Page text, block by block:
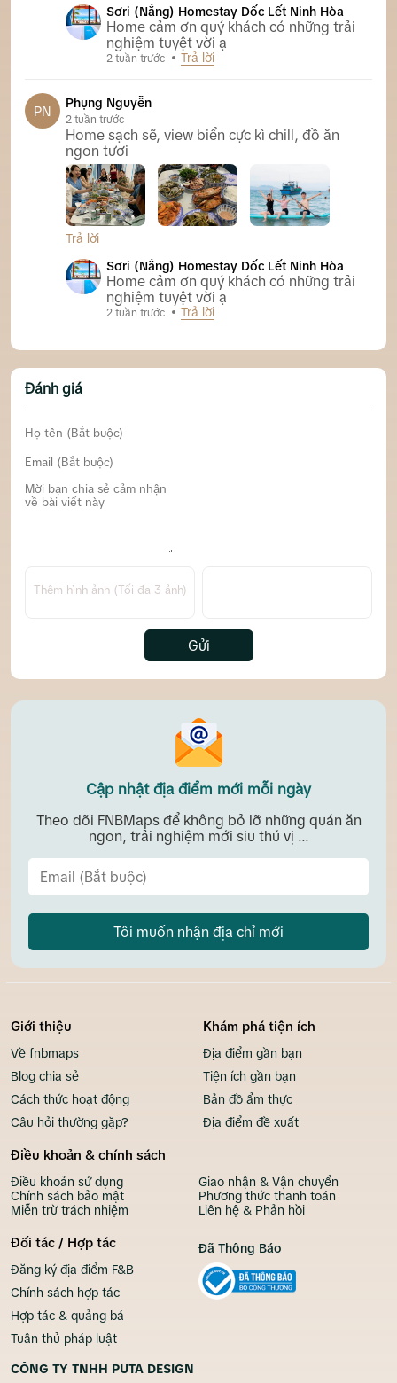
Sơri (Nắng) Homestay Dốc Lết Ninh Hòa
Home cảm ơn quý khách có những trải
nghiệm tuyệt vời ạ
2 tuần trước Trả lời
PN
Phụng Nguyễn
2 tuần trước
Home sạch sẽ, view biển cực kì chill, đồ ăn
ngon tươi
Trả lời
Sơri (Nắng) Homestay Dốc Lết Ninh Hòa
Home cảm ơn quý khách có những trải
nghiệm tuyệt vời ạ
2 tuần trước Trả lời
Đánh giá
Thêm hình ảnh (Tối đa 3 ảnh)
Gửi
Cập nhật địa điểm mới mỗi ngày
Theo dõi FNBMaps để không bỏ lỡ những quán ăn
ngon, trải nghiệm mới siu thú vị ...
Tôi muốn nhận địa chỉ mới
Giới thiệu
Về fnbmaps
Blog chia sẻ
Cách thức hoạt động
Câu hỏi thường gặp?
Khám phá tiện ích
Địa điểm gần bạn
Tiện ích gần bạn
Bản đồ ẩm thực
Địa điểm đề xuất
Điều khoản & chính sách
Điều khoản sử dụng
Chính sách bảo mật
Miễn trừ trách nhiệm
Giao nhận & Vận chuyển
Phương thức thanh toán
Liên hệ & Phản hồi
Đối tác / Hợp tác
Đăng ký địa điểm F&B
Chính sách hợp tác
Hợp tác & quảng bá
Tuân thủ pháp luật
CÔNG TY TNHH PUTA DESIGN
Đã Thông Báo